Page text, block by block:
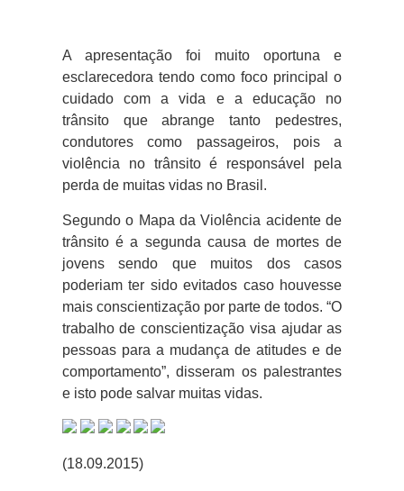
A apresentação foi muito oportuna e
esclarecedora tendo como foco principal o
cuidado com a vida e a educação no
trânsito que abrange tanto pedestres,
condutores como passageiros, pois a
violência no trânsito é responsável pela
perda de muitas vidas no Brasil.
Segundo o Mapa da Violência acidente de
trânsito é a segunda causa de mortes de
jovens sendo que muitos dos casos
poderiam ter sido evitados caso houvesse
mais conscientização por parte de todos. “O
trabalho de conscientização visa ajudar as
pessoas para a mudança de atitudes e de
comportamento”, disseram os palestrantes
e isto pode salvar muitas vidas.
(18.09.2015)